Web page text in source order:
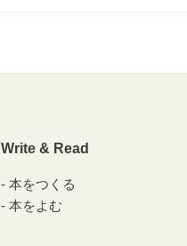
Write & Read
本をつくる
本をよむ